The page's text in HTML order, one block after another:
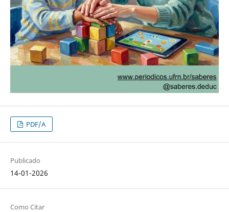
PDF/A
Publicado
14-01-2026
Como Citar